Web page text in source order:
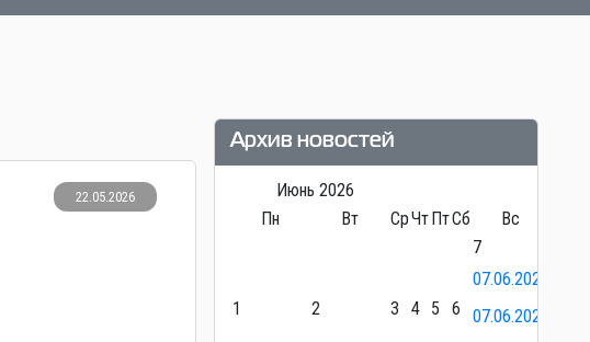
22.05.2026
Архив новостей
Июнь 2026
Пн
Вт СрЧт ПтСб Вс
1 2 3 4 5 6
7
07.06.2026
07.06.2026